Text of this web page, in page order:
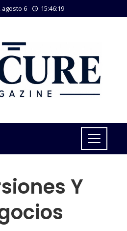
6 15:46:20
Y